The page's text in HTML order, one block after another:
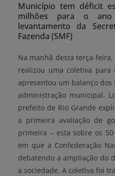
Município tem déficit
milhões para o
levantamento da
Fazenda (SMF)
Na manhã desta terça-
realizou uma coletiva
apresentou um balanço dos
administração municipal.
prefeito de Rio Grande
a primeira avaliação de
primeira – esta sobre os
em que a Confederação
debatendo a ampliação do
a sociedade. A coletiva foi